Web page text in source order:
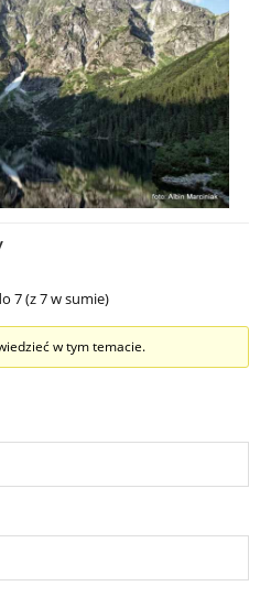
7 (z 7 w sumie)
w tym temacie.